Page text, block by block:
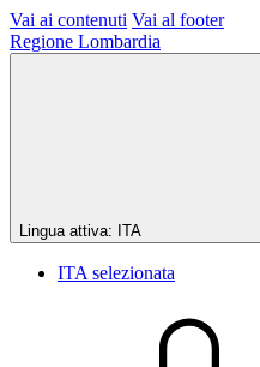
Vai ai contenuti Vai al footer
Regione Lombardia
Lingua attiva: ITA
ITA selezionata